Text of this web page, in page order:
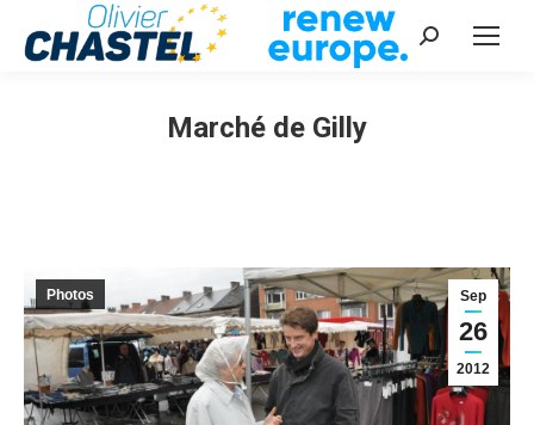
Recherche
Marché de Gilly
Sep
26
2012
Photos